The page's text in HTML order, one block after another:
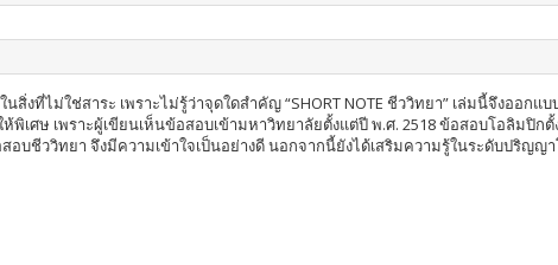
ที่ไม่ใช่สาระ เพราะไม่รู้ว่าจุดใดสำคัญ “SHORT NOTE ชีววิทยา” เล่มนี้จึงออกแบ
ศษ เพราะผู้เขียนเห็นข้อสอบเข้ามหาวิทยาลัยตั้งแต่ปี พ.ศ. 2518 ข้อสอบโอลิมปิกตั้
ชีววิทยา จึงมีความเข้าใจเป็นอย่างดี นอกจากนี้ยังได้เสริมความรู้ในระดับปริญญ